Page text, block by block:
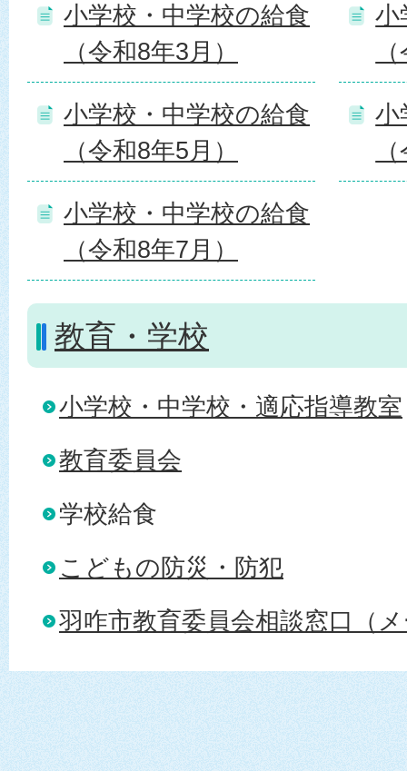
小学校・中学校の給食
（令和8年3月）
小
小学校・中学校の給食
（令和8年5月）
小
小学校・中学校の給食
（令和8年7月）
教育・学校
小学校・中学校・適応指導教室
教育委員会
学校給食
こどもの防災・防犯
羽咋市教育委員会相談窓口（